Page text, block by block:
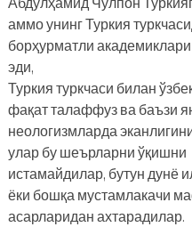
аммо унинг Туркия
борҳурматли
эди,
Туркия туркчаси билан
фақат талаффуз ва баъзи
неологизмларда
улар бу шеърларни ўқишни
истамайдилар, бутун дунё
ёки бошқа мустамлакачи
асарларидан ахтарадилар.